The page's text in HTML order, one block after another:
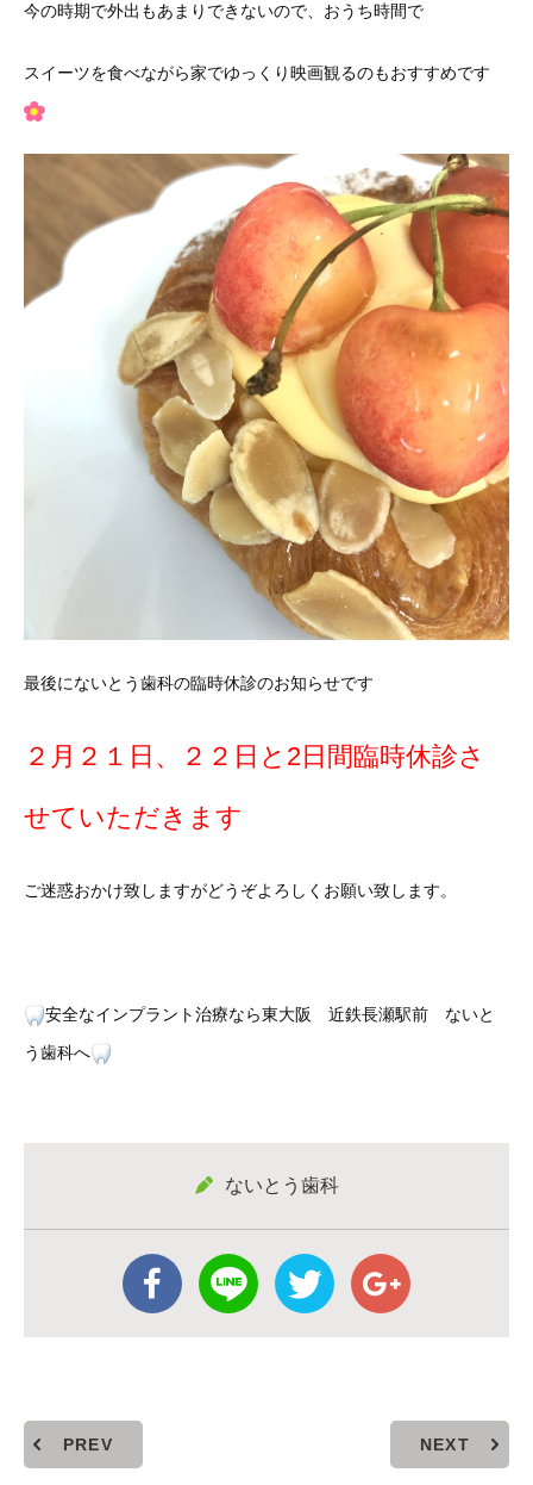
今の時期で外出もあまりできないので、おうち時間で
スイーツを食べながら家でゆっくり映画観るのもおすすめです
最後にないとう歯科の臨時休診のお知らせです
２月２１日、２２日と2日間臨時休診さ
せていただきます
ご迷惑おかけ致しますがどうぞよろしくお願い致します。
安全なインプラント治療なら東大阪 近鉄長瀬駅前 ないと
う歯科へ
ないとう歯科
PREV NEXT